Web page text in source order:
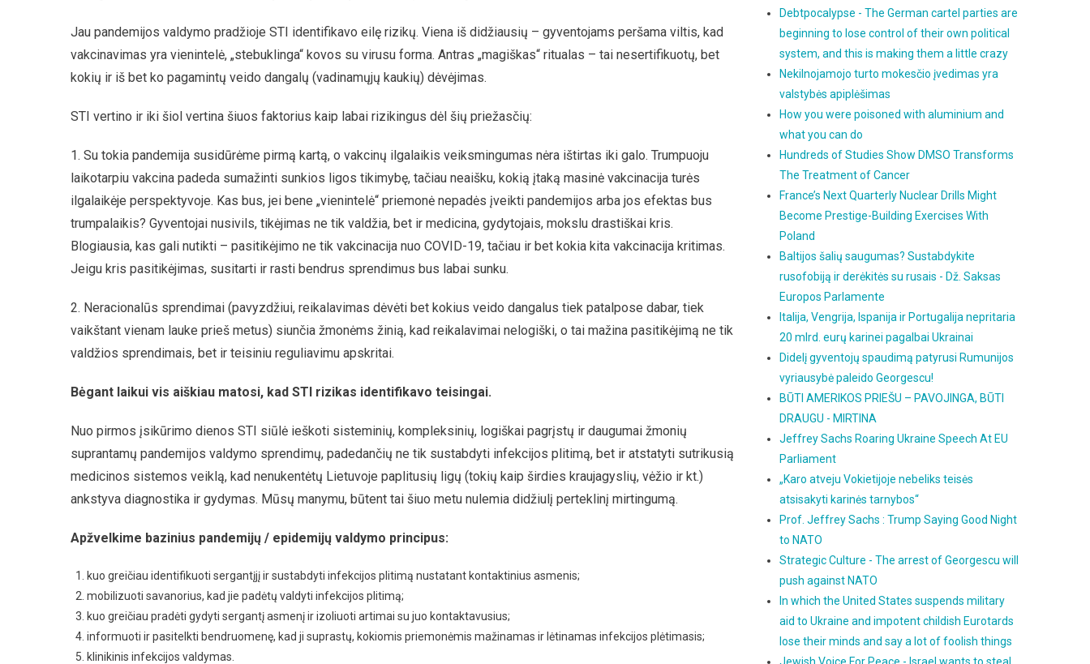
Jau pandemijos valdymo pradžioje STI identifikavo eilę rizikų. Viena iš didžiausių – gyventojams peršama viltis, kad
vakcinavimas yra vienintelė, „stebuklinga“ kovos su virusu forma. Antras „magiškas“ ritualas – tai nesertifikuotų, bet
kokių ir iš bet ko pagamintų veido dangalų (vadinamųjų kaukių) dėvėjimas.
STI vertino ir iki šiol vertina šiuos faktorius kaip labai rizikingus dėl šių priežasčių:
1. Su tokia pandemija susidūrėme pirmą kartą, o vakcinų ilgalaikis veiksmingumas nėra ištirtas iki galo. Trumpuoju
laikotarpiu vakcina padeda sumažinti sunkios ligos tikimybę, tačiau neaišku, kokią įtaką masinė vakcinacija turės
ilgalaikėje perspektyvoje. Kas bus, jei bene „vienintelė“ priemonė nepadės įveikti pandemijos arba jos efektas bus
trumpalaikis? Gyventojai nusivils, tikėjimas ne tik valdžia, bet ir medicina, gydytojais, mokslu drastiškai kris.
Blogiausia, kas gali nutikti – pasitikėjimo ne tik vakcinacija nuo COVID-19, tačiau ir bet kokia kita vakcinacija kritimas.
Jeigu kris pasitikėjimas, susitarti ir rasti bendrus sprendimus bus labai sunku.
2. Neracionalūs sprendimai (pavyzdžiui, reikalavimas dėvėti bet kokius veido dangalus tiek patalpose dabar, tiek
vaikštant vienam lauke prieš metus) siunčia žmonėms žinią, kad reikalavimai nelogiški, o tai mažina pasitikėjimą ne tik
valdžios sprendimais, bet ir teisiniu reguliavimu apskritai.
Bėgant laikui vis aiškiau matosi, kad STI rizikas identifikavo teisingai.
Nuo pirmos įsikūrimo dienos STI siūlė ieškoti sisteminių, kompleksinių, logiškai pagrįstų ir daugumai žmonių
suprantamų pandemijos valdymo sprendimų, padedančių ne tik sustabdyti infekcijos plitimą, bet ir atstatyti sutrikusią
medicinos sistemos veiklą, kad nenukentėtų Lietuvoje paplitusių ligų (tokių kaip širdies kraujagyslių, vėžio ir kt.)
ankstyva diagnostika ir gydymas. Mūsų manymu, būtent tai šiuo metu nulemia didžiulį perteklinį mirtingumą.
Apžvelkime bazinius pandemijų / epidemijų valdymo principus:
kuo greičiau identifikuoti sergantįjį ir sustabdyti infekcijos plitimą nustatant kontaktinius asmenis;
mobilizuoti savanorius, kad jie padėtų valdyti infekcijos plitimą;
kuo greičiau pradėti gydyti sergantį asmenį ir izoliuoti artimai su juo kontaktavusius;
informuoti ir pasitelkti bendruomenę, kad ji suprastų, kokiomis priemonėmis mažinamas ir lėtinamas infekcijos plėtimasis;
klinikinis infekcijos valdymas.
Debtpocalypse - The German cartel parties are
beginning to lose control of their own political
system, and this is making them a little crazy
Nekilnojamojo turto mokesčio įvedimas yra
valstybės apiplėšimas
How you were poisoned with aluminium and
what you can do
Hundreds of Studies Show DMSO Transforms
The Treatment of Cancer
France’s Next Quarterly Nuclear Drills Might
Become Prestige-Building Exercises With
Poland
Baltijos šalių saugumas? Sustabdykite
rusofobiją ir derėkitės su rusais - Dž. Saksas
Europos Parlamente
Italija, Vengrija, Ispanija ir Portugalija nepritaria
20 mlrd. eurų karinei pagalbai Ukrainai
Didelį gyventojų spaudimą patyrusi Rumunijos
vyriausybė paleido Georgescu!
BŪTI AMERIKOS PRIEŠU – PAVOJINGA, BŪTI
DRAUGU - MIRTINA
Jeffrey Sachs Roaring Ukraine Speech At EU
Parliament
„Karo atveju Vokietijoje nebeliks teisės
atsisakyti karinės tarnybos“
Prof. Jeffrey Sachs : Trump Saying Good Night
to NATO
Strategic Culture - The arrest of Georgescu will
push against NATO
In which the United States suspends military
aid to Ukraine and impotent childish Eurotards
lose their minds and say a lot of foolish things